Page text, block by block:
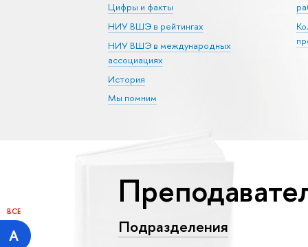
Цифры и факты
НИУ ВШЭ в рейтингах
НИУ ВШЭ в международных
ассоциациях
История
Мы помним
ВСЕ
А Подразделения